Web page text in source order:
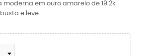
em ouro amarelo de 19.2k
e leve.